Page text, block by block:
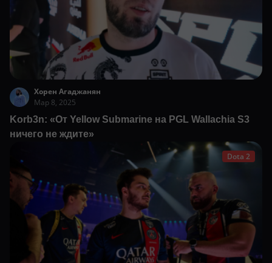
Хорен Агаджанян
Мар 8, 2025
Korb3n: «От Yellow Submarine на PGL Wallachia S3
ничего не ждите»
Dota 2